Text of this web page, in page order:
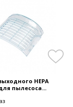
HEPA
пылесоса...